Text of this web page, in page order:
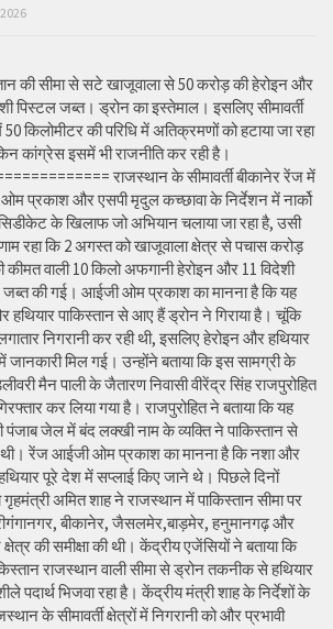
की सीमा से सटे खाजूवाला से 50 करोड़ की हेरोइन और
पिस्टल जब्त। ड्रोन का इस्तेमाल। इसलिए सीमावर्ती
50 किलोमीटर की परिधि में अतिक्रमणों को हटाया जा रहा
कांग्रेस इसमें भी राजनीति कर रही है।
राजस्थान के सीमावर्ती बीकानेर रेंज में
प्रकाश और एसपी मृदुल कच्छावा के निर्देशन में नार्को
के खिलाफ जो अभियान चलाया जा रहा है, उसी
रहा कि 2 अगस्त को खाजूवाला क्षेत्र से पचास करोड़
कीमत वाली 10 किलो अफगानी हेरोइन और 11 विदेशी
जब्त की गई। आईजी ओम प्रकाश का मानना है कि यह
हथियार पाकिस्तान से आए हैं ड्रोन ने गिराया है। चूंकि
निगरानी कर रही थी, इसलिए हेरोइन और हथियार
जानकारी मिल गई। उन्होंने बताया कि इस सामग्री के
मैन पाली के जैतारण निवासी वीरेंद्र सिंह राजपुरोहित
कर लिया गया है। राजपुरोहित ने बताया कि यह
पंजाब जेल में बंद लक्खी नाम के व्यक्ति ने पाकिस्तान से
थी। रेंज आईजी ओम प्रकाश का मानना है कि नशा और
पूरे देश में सप्लाई किए जाने थे। पिछले दिनों
अमित शाह ने राजस्थान में पाकिस्तान सीमा पर
बीकानेर, जैसलमेर,बाड़मेर, हनुमानगढ़ और
की समीक्षा की थी। केंद्रीय एजेंसियों ने बताया कि
राजस्थान वाली सीमा से ड्रोन तकनीक से हथियार
पदार्थ भिजवा रहा है। केंद्रीय मंत्री शाह के निर्देशों के
के सीमावर्ती क्षेत्रों में निगरानी को और प्रभावी